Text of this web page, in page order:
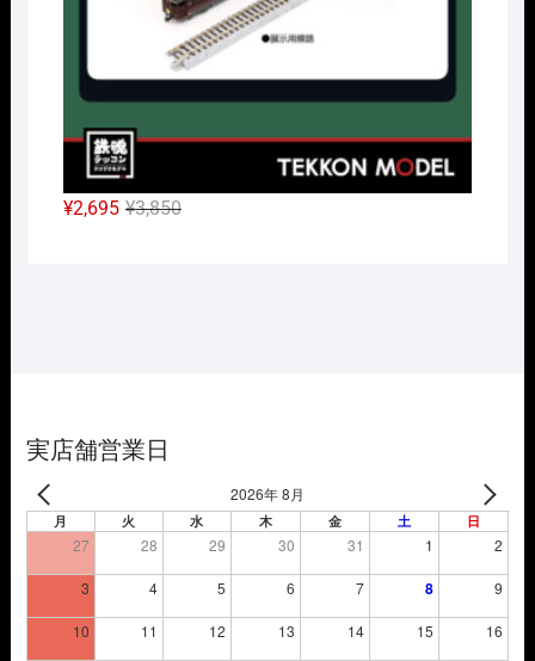
¥3,850元
¥2,695
現
実店舗営業日
2026年 8月
月 火 水 木 金 土 日
27 28 29 30 31 1 2
3 4 5 6 7 8 9
10 11 12 13 14 15 16